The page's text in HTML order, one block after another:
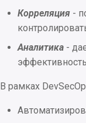
Корреляция -
Аналитика -
В рамках